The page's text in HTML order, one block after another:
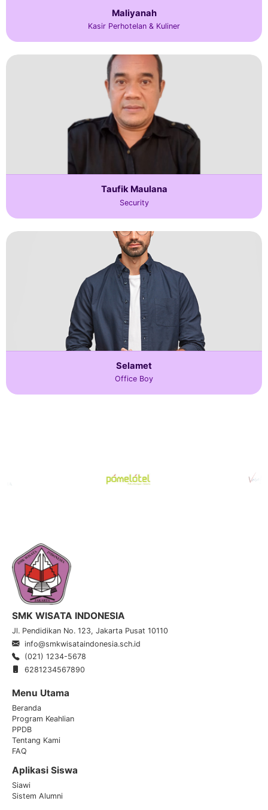
Maliyanah
Kasir Perhotelan & Kuliner
Taufik Maulana
Security
Selamet
Office Boy
SMK WISATA INDONESIA
Jl. Pendidikan No. 123, Jakarta Pusat 10110
info@smkwisataindonesia.sch.id
(021) 1234-5678
6281234567890
Menu Utama
Beranda
Program Keahlian
PPDB
Tentang Kami
FAQ
Aplikasi Siswa
Siawi
Sistem Alumni